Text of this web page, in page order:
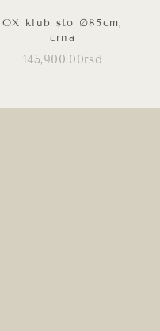
OX klub sto ∅85cm,
crna
145,900.00rsd